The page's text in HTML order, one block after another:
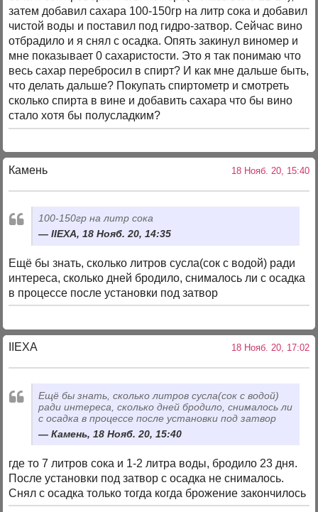
затем добавил сахара 100-150гр на литр сока и добавил
чистой воды и поставил под гидро-затвор. Сейчас вино
отбрадило и я снял с осадка. Опять закинул виномер и
мне показывает 0 сахаристости. Это я так понимаю что
весь сахар перебросил в спирт? И как мне дальше быть,
что делать дальше? Покупать спиртометр и смотреть
сколько спирта в вине и добавить сахара что бы вино
стало хотя бы полусладким?
Камень 18 Нояб. 20, 15:40
100-150гр на литр сока
IIEXA, 18 Нояб. 20, 14:35
Ещё бы знать, сколько литров сусла(сок с водой) ради
интереса, сколько дней бродило, снималось ли с осадка
в процессе после установки под затвор
IIEXA 18 Нояб. 20, 17:02
Ещё бы знать, сколько литров сусла(сок с водой)
ради интереса, сколько дней бродило, снималось ли
с осадка в процессе после установки под затвор
Камень, 18 Нояб. 20, 15:40
где то 7 литров сока и 1-2 литра воды, бродило 23 дня.
После установки под затвор с осадка не снималось.
Снял с осадка только тогда когда брожение закончилось